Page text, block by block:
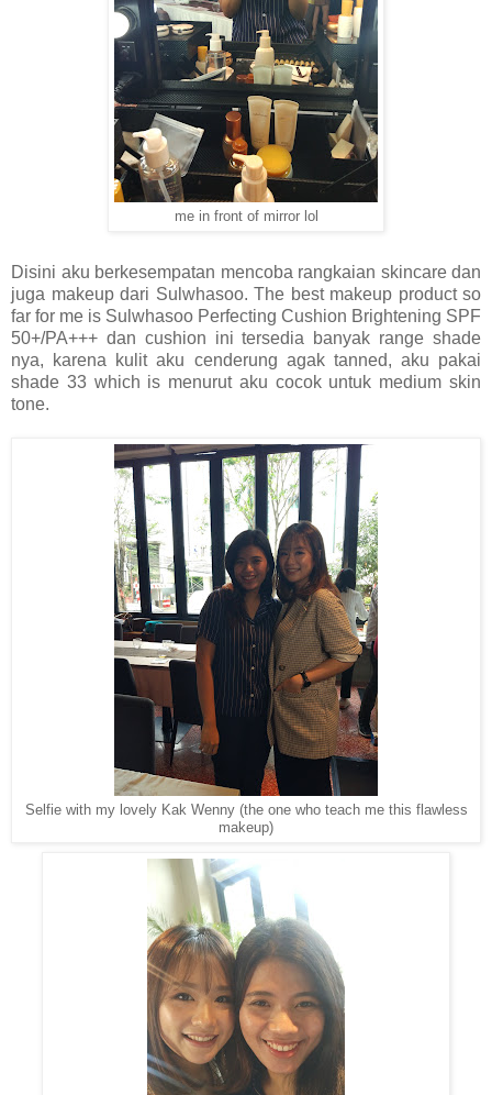
me in front of mirror lol
Disini aku berkesempatan mencoba rangkaian skincare dan
juga makeup dari Sulwhasoo. The best makeup product so
far for me is Sulwhasoo Perfecting Cushion Brightening SPF
50+/PA+++ dan cushion ini tersedia banyak range shade
nya, karena kulit aku cenderung agak tanned, aku pakai
shade 33 which is menurut aku cocok untuk medium skin
tone.
Selfie with my lovely Kak Wenny (the one who teach me this flawless
makeup)